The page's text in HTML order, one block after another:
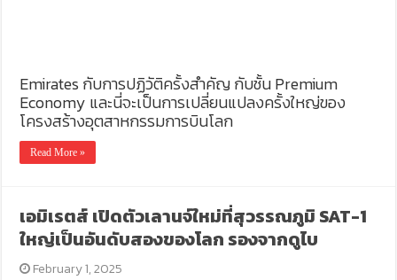
Emirates กับการปฏิวัติครั้งสำคัญ กับชั้น Premium
Economy และนี่จะเป็นการเปลี่ยนแปลงครั้งใหญ่ของ
โครงสร้างอุตสาหกรรมการบินโลก
Read More »
เอมิเรตส์ เปิดตัวเลานจ์ใหม่ที่สุวรรณภูมิ SAT-1
ใหญ่เป็นอันดับสองของโลก รองจากดูไบ
February 1, 2025